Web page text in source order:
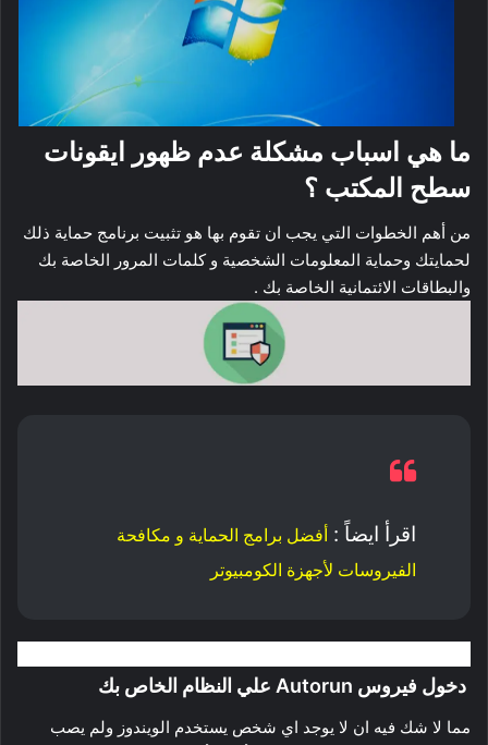
ما هي اسباب مشكلة عدم ظهور ايقونات
سطح المكتب ؟
من أهم الخطوات التي يجب ان تقوم بها هو تثبيت برنامج حماية ذلك
لحمايتك وحماية المعلومات الشخصية و كلمات المرور الخاصة بك
والبطاقات الائتمانية الخاصة بك .
اقرأ ايضاً :
أفضل برامج الحماية و مكافحة
الفيروسات لأجهزة الكومبيوتر
دخول فيروس Autorun علي النظام الخاص بك
مما لا شك فيه ان لا يوجد اي شخص يستخدم الويندوز ولم يصب